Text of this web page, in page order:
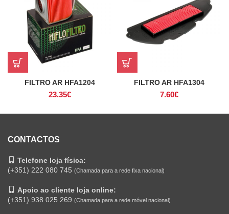
FILTRO AR HFA1204
23.35€
FILTRO AR HFA1304
7.60€
CONTACTOS
Telefone loja física:
(+351) 222 080 745 (Chamada para a rede fixa nacional)
Apoio ao cliente loja online:
(+351) 938 025 269 (Chamada para a rede móvel nacional)